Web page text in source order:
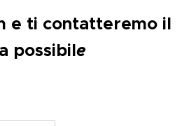
e ti contatteremo il
possibile